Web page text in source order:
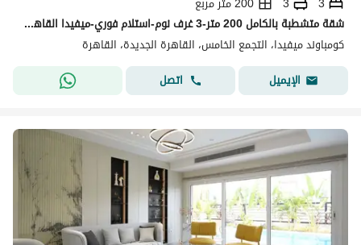
شقة متشطبة بالكامل 200 متر-3 غرف نوم-استلام فوري-ميفيدا القاهرة الجديدة
كومباوند ميفيدا، التجمع الخامس، القاهرة الجديدة، القاهرة
الإيميل
اتصل